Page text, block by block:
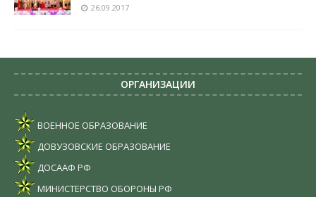
26.09.2017
ОРГАНИЗАЦИИ
ВОЕННОЕ ОБРАЗОВАНИЕ
ДОВУЗОВСКИЕ ОБРАЗОВАНИЕ
ДОСААФ РФ
МИНИСТЕРСТВО ОБОРОНЫ РФ